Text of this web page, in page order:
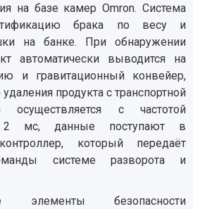
на базе камер Omron. Система
брака по весу и
на банке. При обнаружении
автоматически выводится на
и гравитационный конвейер,
продукта с транспортной
осуществляется с частотой
2 мс, данные поступают в
который передаёт
системе разворота и
элементы безопасности